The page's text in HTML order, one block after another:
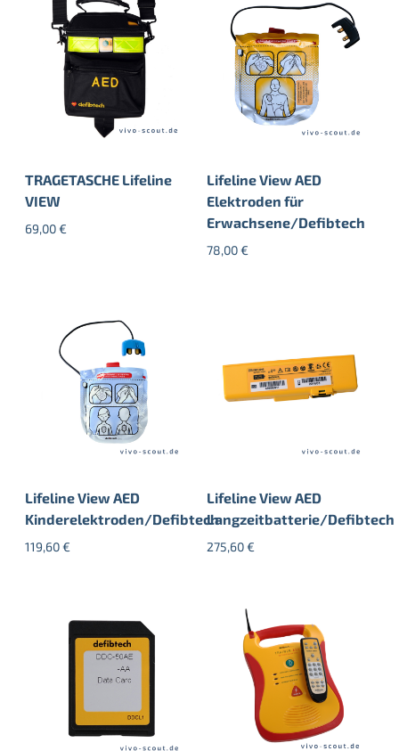
TRAGETASCHE Lifeline
VIEW
69,00€
Lifeline View AED
Elektroden für
Erwachsene/Defibtech
78,00€
Lifeline View AED
Kinderelektroden/Defibtech
119,60€
Lifeline View AED
Langzeitbatterie/Defibtech
275,60€